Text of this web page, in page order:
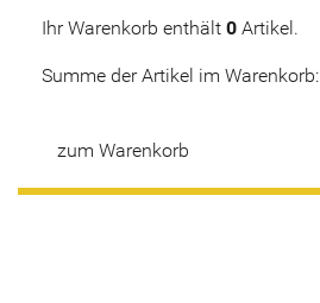
Ihr Warenkorb enthält 0 Artikel.
Summe der Artikel im Warenkorb:
zum Warenkorb